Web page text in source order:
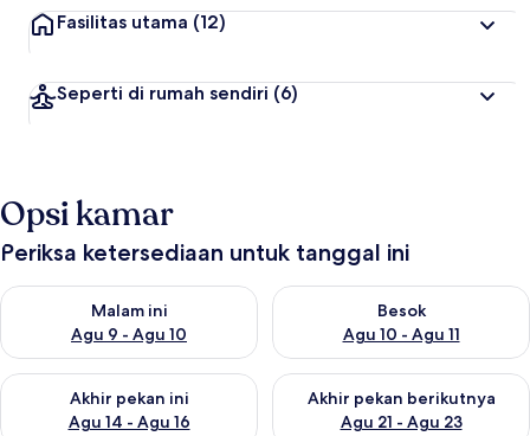
Fasilitas utama (12)
Seperti di rumah sendiri (6)
Opsi kamar
Periksa ketersediaan untuk tanggal ini
Malam ini
Agu 9 - Agu 10
Periksa ketersediaan untuk malam ini Agu 9 - Agu 10
Besok
Agu 10 - Agu 11
Periksa ketersediaan untuk
Akhir pekan ini
Agu 14 - Agu 16
Periksa ketersediaan untuk akhir pekan ini Agu 14 - Agu 16
Akhir pekan berikutnya
Agu 21 - Agu 23
Periksa ketersediaan untuk